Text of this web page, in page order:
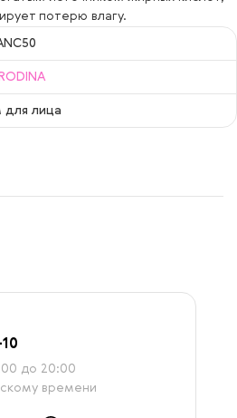
потерю влагу.
для лица
10
до 20:00
времени